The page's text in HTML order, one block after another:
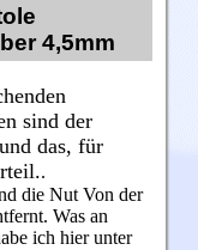
4,5mm
sind der
das, für
.
die Nut Von der
Was an
ich hier unter